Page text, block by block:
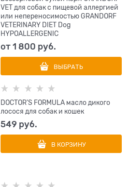
VET для собак с пищевой аллергией
или непереносимостью GRANDORF
VETERINARY DIET Dog
HYPOALLERGENIC
от1 800 руб.
ВЫБРАТЬ
DOCTOR'S FORMULA масло дикого
лосося для собак и кошек
549 руб.
В КОРЗИНУ